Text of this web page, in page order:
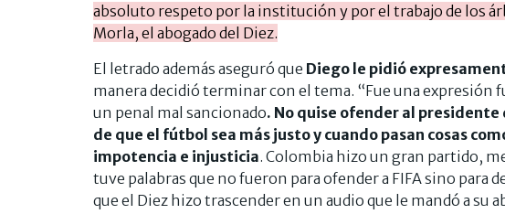
absoluto respeto por la institución y por el trabajo de los
Morla, el abogado del Diez.
El letrado además aseguró que Diego le pidió
manera decidió terminar con el tema. “Fue una expresión
un penal mal sancionado. No quise ofender al
de que el fútbol sea más justo y cuando pasan cosas
impotencia e injusticia. Colombia hizo un gran partido,
tuve palabras que no fueron para ofender a FIFA sino para
que el Diez hizo trascender en un audio que le mandó a su